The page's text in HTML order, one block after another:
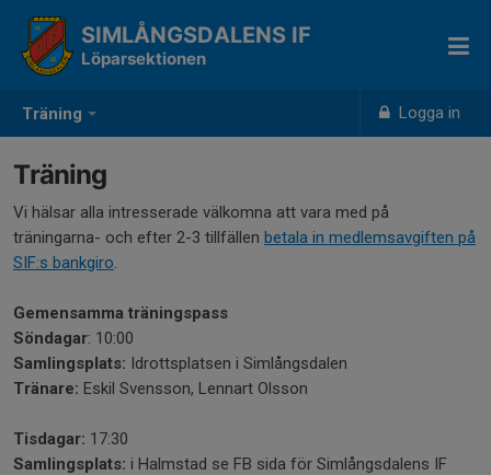
Träning Logga in
SIMLÅNGSDALENS IF
Löparsektionen
Träning
Vi hälsar alla intresserade välkomna att vara med på
träningarna- och efter 2-3 tillfällen betala in medlemsavgiften på
SIF:s bankgiro.
Gemensamma träningspass
Söndagar: 10:00
Samlingsplats: Idrottsplatsen i Simlångsdalen
Tränare: Eskil Svensson, Lennart Olsson
Tisdagar: 17:30
Samlingsplats: i Halmstad se FB sida för Simlångsdalens IF